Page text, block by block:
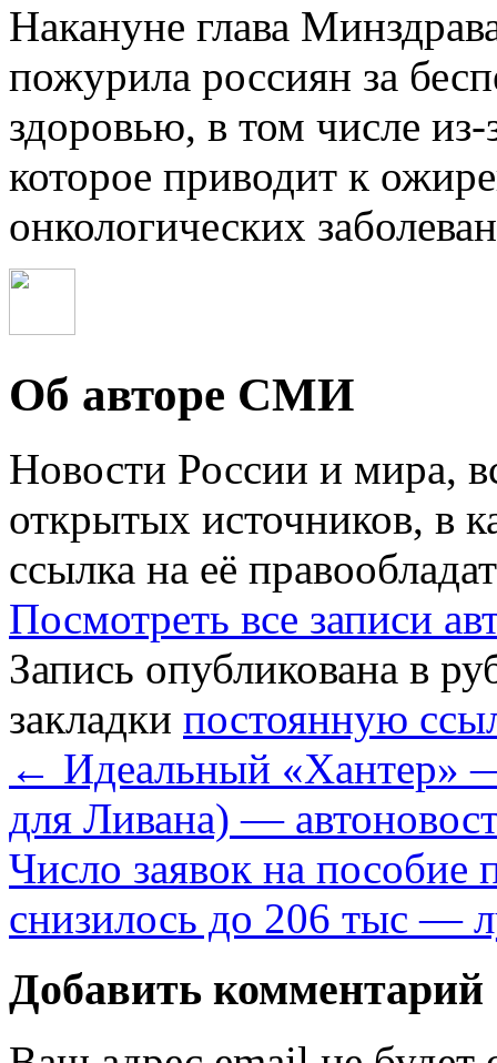
Накануне глава
пожурила россиян за
здоровью, в том числе
которое приводит к
онкологических
Об авторе СМИ
Новости России и мира,
открытых источников, в
ссылка на её
Посмотреть все записи
Запись опубликована в
закладки постоянную
← Идеальный «Хантер»
для Ливана) —
Число заявок на
снизилось до 206 тыс —
Добавить комментарий